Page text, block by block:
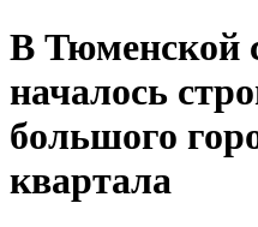
В Тюменской
началось
большого
квартала